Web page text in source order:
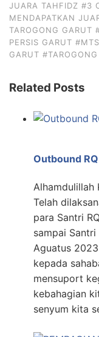
JUARA TAHFIDZ #3
MENDAPATKAN
TAROGONG GARUT
PERSIS GARUT
GARUT
Related Posts
Outbound
Alhamdulillah
Telah
para Santri
sampai
Aguatus
kepada
mensuport
kebahagian
senyum kita